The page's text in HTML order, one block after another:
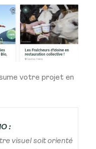
votre projet en
:
visuel soit orienté